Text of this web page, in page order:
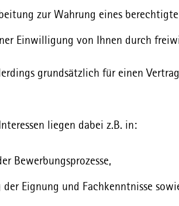
zur Wahrung eines
Einwilligung von Ihnen durch
grundsätzlich für einen
liegen dabei z.B. in:
Bewerbungsprozesse,
Eignung und Fachkenntnisse